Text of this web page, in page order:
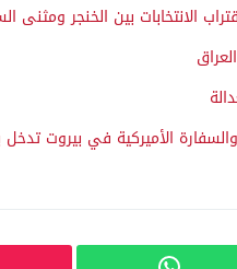
الانتخابات بين الخنجر ومثنى
الأميركية في بيروت